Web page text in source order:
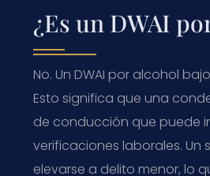
¿Es un DWAI
No. Un DWAI por alcohol
Esto significa que una
de conducción que puede
verificaciones laborales.
elevarse a delito menor, lo